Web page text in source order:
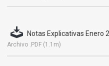
Notas Explicativas Enero
Archivo .PDF (1.1m)